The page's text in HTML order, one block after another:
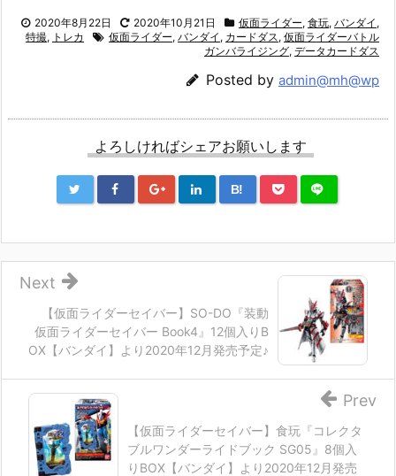
2020年8月22日 2020年10月21日 仮面ライダー, 食玩, バンダイ ,
特撮, トレカ 仮面ライダー, バンダイ , カードダス , 仮面ライダーバトル
ガンバライジング, データカードダス
Posted by admin@mh@wp
よろしければシェアお願いします
B!
【仮面ライダーセイバー】SO-DO『装動
仮面ライダーセイバー Book4』12個入りB
OX【バンダイ】より2020年12月発売予定♪
Next
【仮面ライダーセイバー】食玩『コレクタ
ブルワンダーライドブック SG05』8個入
りBOX【バンダイ】より2020年12月発売
Prev